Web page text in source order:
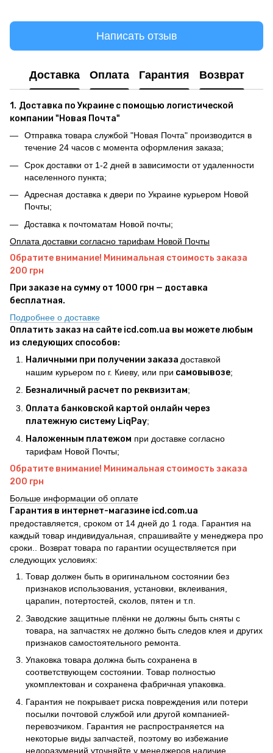
Написать отзыв
Доставка Оплата Гарантия Возврат
1. Доставка по Украине с помощью логистической
компании "Новая Почта"
Отправка товара службой "Новая Почта" производится в
течение 24 часов с момента оформления заказа;
Срок доставки от 1-2 дней в зависимости от удаленности
населенного пункта;
Адресная доставка к двери по Украине курьером Новой
Почты;
Доставка к почтоматам Новой почты;
Оплата доставки согласно тарифам Новой Почты
Обратите внимание! Минимальная стоимость заказа
200 грн
При заказе на сумму от 1000 грн — доставка
бесплатная.
Подробнее о доставке
Оплатить заказ на сайте icd.com.ua вы можете любым
из следующих способов:
Наличными при получении заказа доставкой
нашим курьером по г. Киеву, или при самовывозе;
Безналичный расчет по реквизитам;
Оплата банковской картой онлайн через
платежную систему LiqPay;
Наложенным платежом при доставке согласно
тарифам Новой Почты;
Обратите внимание! Минимальная стоимость заказа
200 грн
Больше информации об оплате
Гарантия в интернет-магазине icd.com.ua
предоставляется, сроком от 14 дней до 1 года. Гарантия на
каждый товар индивидуальная, спрашивайте у менеджера про
сроки.. Возврат товара по гарантии осуществляется при
следующих условиях:
Товар должен быть в оригинальном состоянии без
признаков использования, установки, вклеивания,
царапин, потертостей, сколов, пятен и т.п.
Заводские защитные плёнки не должны быть сняты с
товара, на запчастях не должно быть следов клея и других
признаков самостоятельного ремонта.
Упаковка товара должна быть сохранена в
соответствующем состоянии. Товар полностью
укомплектован и сохранена фабричная упаковка.
Гарантия не покрывает риска повреждения или потери
посылки почтовой службой или другой компанией-
перевозчиком. Гарантия не распространяется на
некоторые виды запчастей, поэтому во избежание
недоразумений уточняйте у менеджеров наличие